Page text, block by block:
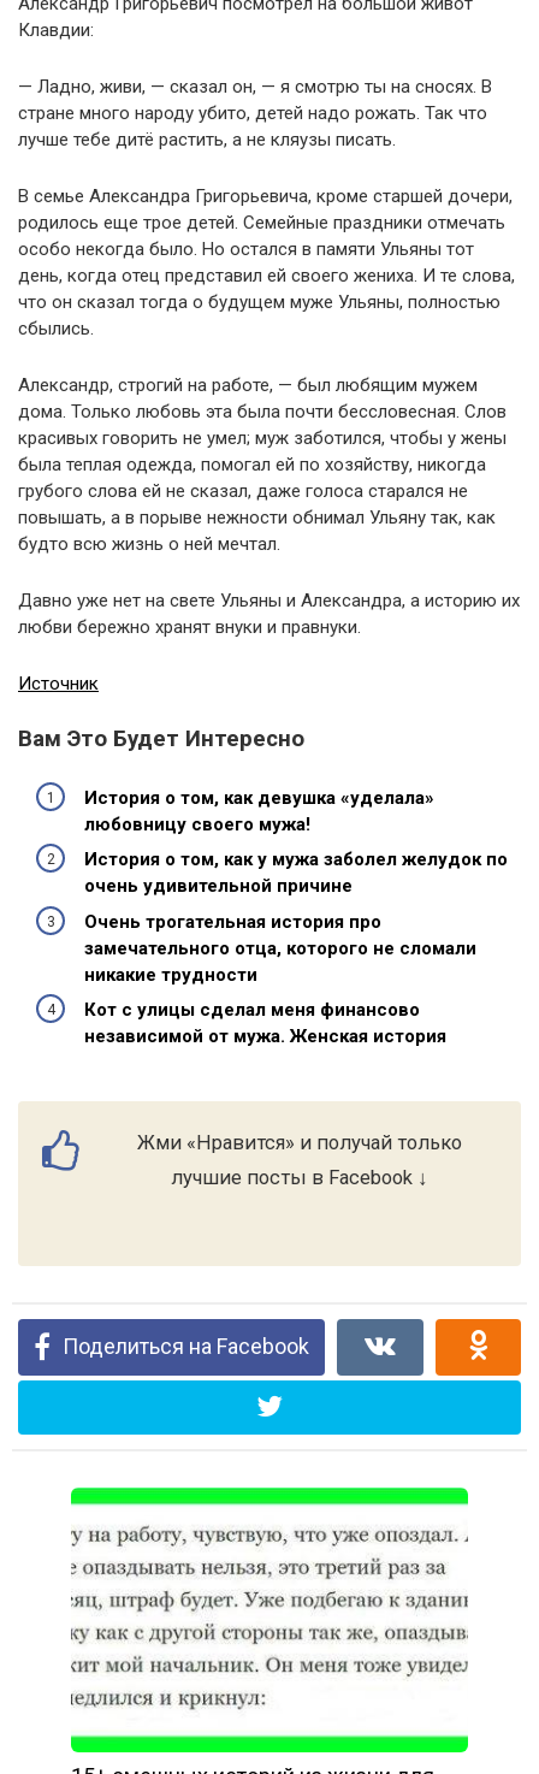
Клавдии:
— Ладно, живи, — сказал он, — я смотрю ты на сносях. В
стране много народу убито, детей надо рожать. Так что
лучше тебе дитё растить, а не кляузы писать.
В семье Александра Григорьевича, кроме старшей дочери,
родилось еще трое детей. Семейные праздники отмечать
особо некогда было. Но остался в памяти Ульяны тот
день, когда отец представил ей своего жениха. И те слова,
что он сказал тогда о будущем муже Ульяны, полностью
сбылись.
Александр, строгий на работе, — был любящим мужем
дома. Только любовь эта была почти бессловесная. Слов
красивых говорить не умел; муж заботился, чтобы у жены
была теплая одежда, помогал ей по хозяйству, никогда
грубого слова ей не сказал, даже голоса старался не
повышать, а в порыве нежности обнимал Ульяну так, как
будто всю жизнь о ней мечтал.
Давно уже нет на свете Ульяны и Александра, а историю их
любви бережно хранят внуки и правнуки.
Источник
Вам Это Будет Интересно
История о том, как девушка «уделала»
любовницу своего мужа!
История о том, как у мужа заболел желудок по
очень удивительной причине
Очень трогательная история про
замечательного отца, которого не сломали
никакие трудности
Кот с улицы сделал меня финансово
независимой от мужа. Женская история
Жми «Нравится» и получай только
лучшие посты в Facebook ↓
Поделиться на Facebook